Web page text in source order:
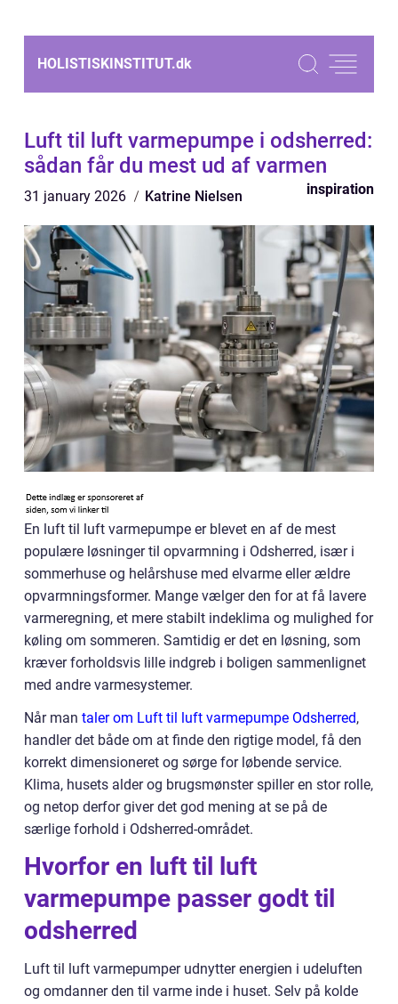
HOLISTISKINSTITUT.dk
Luft til luft varmepumpe i odsherred:
sådan får du mest ud af varmen
31 january 2026 Katrine Nielsen inspiration
En luft til luft varmepumpe er blevet en af de mest
populære løsninger til opvarmning i Odsherred, især i
sommerhuse og helårshuse med elvarme eller ældre
opvarmningsformer. Mange vælger den for at få lavere
varmeregning, et mere stabilt indeklima og mulighed for
køling om sommeren. Samtidig er det en løsning, som
kræver forholdsvis lille indgreb i boligen sammenlignet
med andre varmesystemer.
Når man taler om Luft til luft varmepumpe Odsherred,
handler det både om at finde den rigtige model, få den
korrekt dimensioneret og sørge for løbende service.
Klima, husets alder og brugsmønster spiller en stor rolle,
og netop derfor giver det god mening at se på de
særlige forhold i Odsherred-området.
Hvorfor en luft til luft
varmepumpe passer godt til
odsherred
Luft til luft varmepumper udnytter energien i udeluften
og omdanner den til varme inde i huset. Selv på kolde